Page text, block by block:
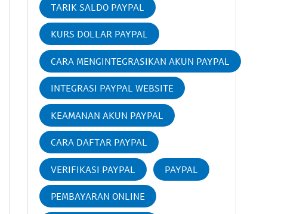
TARIK SALDO PAYPAL
KURS DOLLAR PAYPAL
CARA MENGINTEGRASIKAN AKUN PAYPAL
INTEGRASI PAYPAL WEBSITE
KEAMANAN AKUN PAYPAL
CARA DAFTAR PAYPAL
VERIFIKASI PAYPAL PAYPAL
PEMBAYARAN ONLINE